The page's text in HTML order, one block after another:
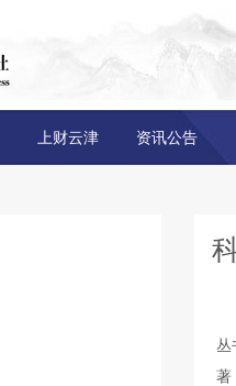
上财云津 资讯公告
丛
著